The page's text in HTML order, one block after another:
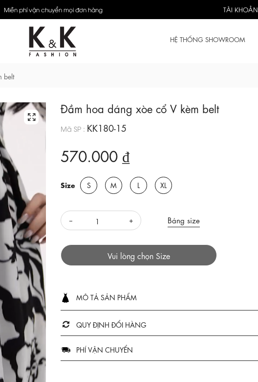
Miễn phí vận chuyển mọi đơn hàng TÀI KHOẢN
HỆ THỐNG SHOWROOM
belt
Đầm hoa dáng xòe cổ V kèm belt
Mã SP : KK180-15
570.000 ₫
Size S M L XL
Bảng size
Vui lòng chọn Size
MÔ TẢ SẢN PHẨM
QUY ĐỊNH ĐỔI HÀNG
PHÍ VẬN CHUYỂN